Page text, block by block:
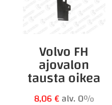
Volvo FH
ajovalon
tausta oikea
8,06€alv. 0%